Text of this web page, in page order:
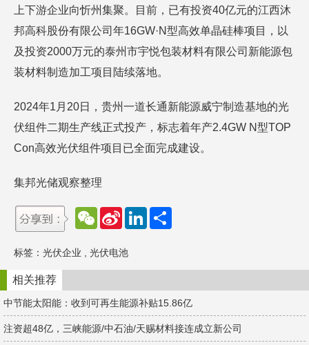
上下游企业向忻州集聚。目前，已有投资40亿元的江西沐
邦高科股份有限公司年16GW·N型高效单晶硅棒项目，以
及投资2000万元的泰州市宇悦包装材料有限公司新能源包
装材料制造加工项目陆续落地。
2024年1月20日，贵州一道长通新能源威宁制造基地的光
伏组件二期生产线正式投产，标志着年产2.4GW N型TOP
Con高效光伏组件项目已全面完成建设。
集邦光储观察整理
W
e
a
t
S
a
W
e
b
o
L
d
n
标签： 光伏企业 光伏电池
相关推荐
中节能太阳能：收到可再生能源补贴15.86亿
注资超48亿，三峡能源/中石油/天赐材料接连成立新公司